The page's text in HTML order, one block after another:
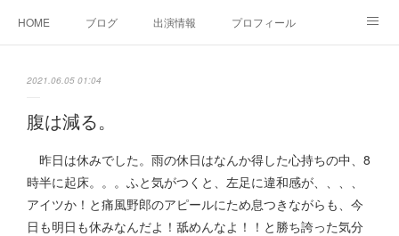
HOME ブログ 出演情報 プロフィール
2021.06.05 01:04
腹は減る。
昨日は休みでした。雨の休日はなんか得した心持ちの中、8
時半に起床。。。ふと気がつくと、左足に違和感が、、、、
アイツか！と痛風野郎のアピールにため息つきながらも、今
日も明日も休みなんだよ！舐めんなよ！！と勝ち誇った気分